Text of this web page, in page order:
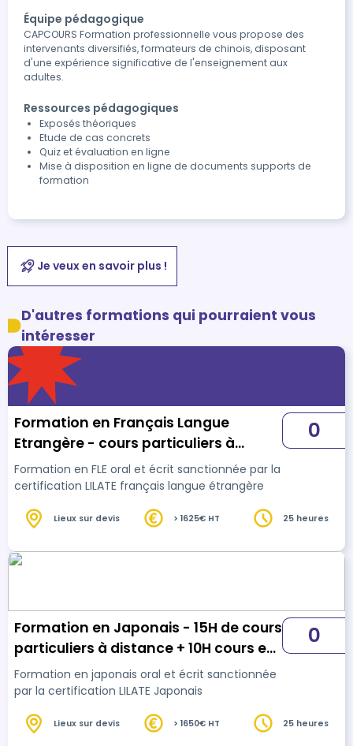
Équipe pédagogique
CAPCOURS Formation professionnelle vous propose des
intervenants diversifiés, formateurs de chinois, disposant
d'une expérience significative de l'enseignement aux
adultes.
Ressources pédagogiques
Exposés théoriques
Etude de cas concrets
Quiz et évaluation en ligne
Mise à disposition en ligne de documents supports de
formation
Je veux en savoir plus !
D'autres formations qui pourraient vous
intéresser
Formation en Français Langue
Etrangère - cours particuliers à
distance - 25H (Certification LILATE)
Formation en FLE oral et écrit sanctionnée par la
certification LILATE français langue étrangère
0
Lieux sur devis > 1625€ HT 25 heures
Formation en Japonais - 15H de cours
particuliers à distance + 10H cours en
elearning (Certification LILATE)
Formation en japonais oral et écrit sanctionnée
par la certification LILATE Japonais
0
Lieux sur devis > 1650€ HT 25 heures